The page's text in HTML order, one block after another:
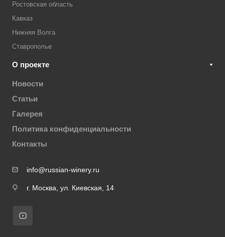
Ростовская область
Кавказ
Нижняя Волга
Ставрополье
О проекте
Новости
Статьи
Галерея
Политика конфиденциальности
Контакты
info@russian-winery.ru
г. Москва, ул. Киевская, 14